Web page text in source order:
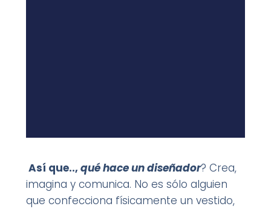
Buenos
moodboards
Así que.., qué hace un diseñador? Crea,
imagina y comunica. No es sólo alguien
que confecciona físicamente un vestido,